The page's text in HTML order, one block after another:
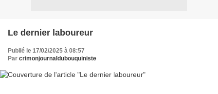
Le dernier laboureur
Publié le 17/02/2025 à 08:57
Par crimonjournaldubouquiniste